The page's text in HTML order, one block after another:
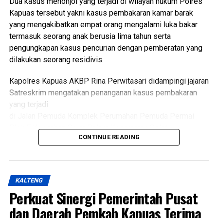
(Ujg/SB)
Views: 22
Bagikan ke
Messenger Twitter/X
Kapuas tersebut yakni kasus pembakaran kamar barak
yang mengakibatkan empat orang mengalami luka bakar
termasuk seorang anak berusia lima tahun serta
pengungkapan kasus pencurian dengan pemberatan yang
dilakukan seorang residivis.
Kapolres Kapuas AKBP Rina Perwitasari didampingi jajaran
Satreskrim mengatakan penanganan kasus pembakaran
yang terjadi
Blok F Kelurahan Selat Dalam Kecamatan Selat.
setelah diduga sengaja membakar kamar barak tempat
Kapolres mengatakan kasus tersebut ditangani
berdasarkan Laporan Polisi Nomor
CONTINUE READING
KALTENG
Perkuat Sinergi Pemerintah Pusat
dan Daerah Pemkab Kapuas Terima